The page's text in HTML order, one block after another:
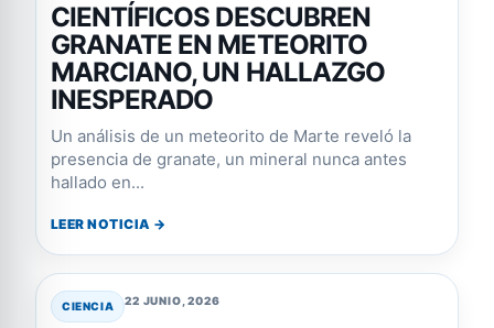
CIENTÍFICOS DESCUBREN
GRANATE EN METEORITO
MARCIANO, UN HALLAZGO
INESPERADO
Un análisis de un meteorito de Marte reveló la
presencia de granate, un mineral nunca antes
hallado en...
LEER NOTICIA →
CIENCIA 22 JUNIO, 2026